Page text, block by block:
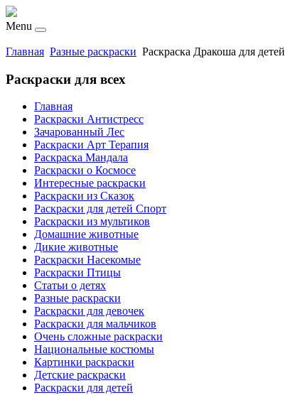
Menu
Главная Разные раскраски Раскраска Дракоша для детей
Раскраски для всех
Главная
Раскраски Антистресс
Зачарованный Лес
Раскраски Арт Терапия
Раскраска Мандала
Раскраски о Космосе
Интересные раскраски
Раскраски из Сказок
Раскраски для детей Спорт
Раскраски из мультиков
Домашние животные
Дикие животные
Раскраски Насекомые
Раскраски Птицы
Статьи о детях
Разные раскраски
Раскраски для девочек
Раскраски для мальчиков
Очень сложные раскраски
Национальные костюмы
Картинки раскраски
Детские раскраски
Раскраски для детей